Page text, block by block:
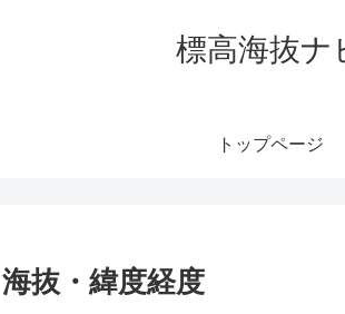
標高海抜ナ
トップページ
抜・緯度経度